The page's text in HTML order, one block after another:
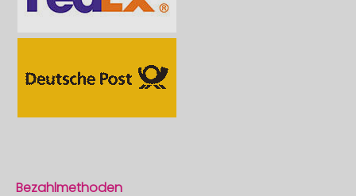
Bezahlmethoden